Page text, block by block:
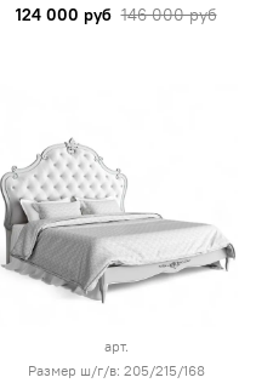
124 000 руб 146 000 руб
арт.
Размер ш/г/в: 205/215/168